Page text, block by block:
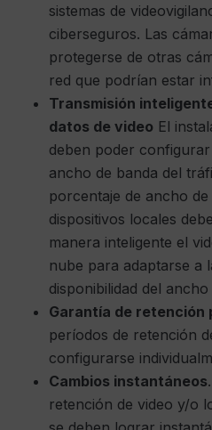
sistemas de
ciberseguros. Las
protegerse de otras
red que podrían estar
Transmisión
datos de video El
deben poder
ancho de banda del
porcentaje de ancho
dispositivos locales
manera inteligente el
nube para adaptarse a
disponibilidad del
Garantía de retención
períodos de retención
configurarse
Cambios instantáneos
retención de video y/o